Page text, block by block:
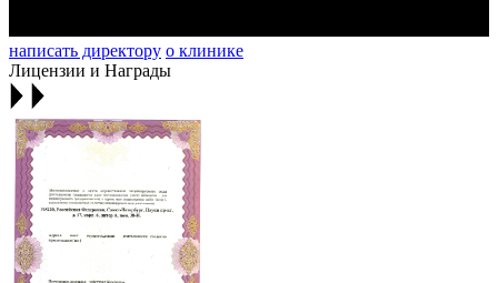
написать директору о клинике
Лицензии и Награды